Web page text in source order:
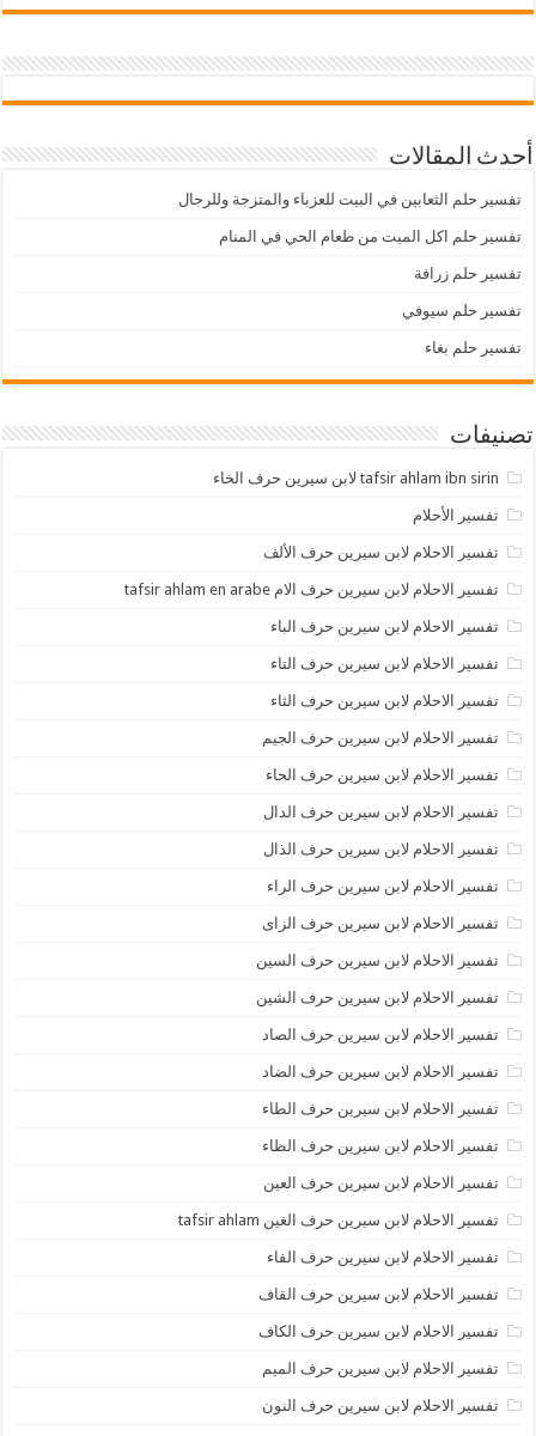
أحدث المقالات
تفسير حلم الثعابين في البيت للعزباء والمتزجة وللرجال
تفسير حلم اكل الميت من طعام الحي في المنام
تفسير حلم زرافة
تفسير حلم سيوفي
تفسير حلم بغاء
تصنيفات
tafsir ahlam ibn sirin لابن سيرين حرف الخاء
تفسير الأحلام
تفسير الاحلام لابن سيرين حرف الألف
تفسير الاحلام لابن سيرين حرف الام tafsir ahlam en arabe
تفسير الاحلام لابن سيرين حرف الباء
تفسير الاحلام لابن سيرين حرف التاء
تفسير الاحلام لابن سيرين حرف الثاء
تفسير الاحلام لابن سيرين حرف الجيم
تفسير الاحلام لابن سيرين حرف الحاء
تفسير الاحلام لابن سيرين حرف الدال
تفسير الاحلام لابن سيرين حرف الذال
تفسير الاحلام لابن سيرين حرف الراء
تفسير الاحلام لابن سيرين حرف الزاى
تفسير الاحلام لابن سيرين حرف السين
تفسير الاحلام لابن سيرين حرف الشين
تفسير الاحلام لابن سيرين حرف الصاد
تفسير الاحلام لابن سيرين حرف الضاد
تفسير الاحلام لابن سيرين حرف الطاء
تفسير الاحلام لابن سيرين حرف الظاء
تفسير الاحلام لابن سيرين حرف العين
تفسير الاحلام لابن سيرين حرف الغين tafsir ahlam
تفسير الاحلام لابن سيرين حرف الفاء
تفسير الاحلام لابن سيرين حرف القاف
تفسير الاحلام لابن سيرين حرف الكاف
تفسير الاحلام لابن سيرين حرف الميم
تفسير الاحلام لابن سيرين حرف النون